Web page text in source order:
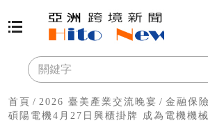
首頁 / 2026 臺美產業交流晚宴 / 金融保險
碩陽電機4月27日興櫃掛牌 成為電機機